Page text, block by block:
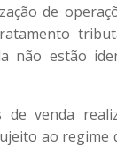
de
não estão
de venda
ao